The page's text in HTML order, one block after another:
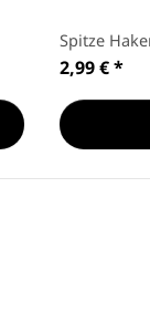
Spitze
2,99 €*